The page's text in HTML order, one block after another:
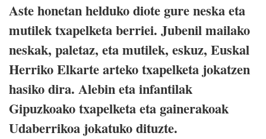
Aste honetan helduko diote gure neska eta
mutilek txapelketa berriei. Jubenil mailako
neskak, paletaz, eta mutilek, eskuz, Euskal
Herriko Elkarte arteko txapelketa jokatzen
hasiko dira. Alebin eta infantilak
Gipuzkoako txapelketa eta gainerakoak
Udaberrikoa jokatuko dituzte.